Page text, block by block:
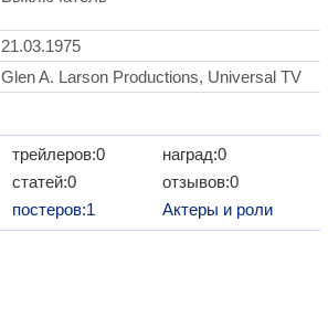
21.03.1975
Glen A. Larson Productions, Universal TV
трейлеров:0
статей:0
постеров:1
наград:0
отзывов:0
Актеры и роли